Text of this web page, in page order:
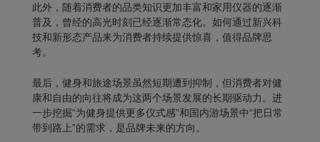
此外，随着消费者的品类知识更加丰富和家用仪器的逐渐
普及，曾经的高光时刻已经逐渐常态化。如何通过新兴科
技和新形态产品来为消费者持续提供惊喜，值得品牌思
考。
最后，健身和旅途场景虽然短期遭到抑制，但消费者对健
康和自由的向往将成为这两个场景发展的长期驱动力。进
一步挖掘“为健身提供更多仪式感”和国内游场景中“把日常
带到路上”的需求，是品牌未来的方向。